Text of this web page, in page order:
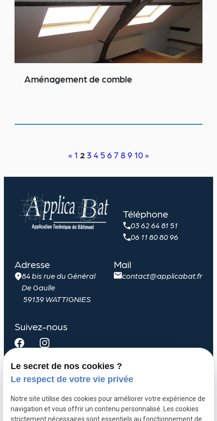
Aménagement de comble
« 1 2 34 5 67 8 9 10 »
Téléphone
03 62 64 81 51
06 11 80 80 96
Adresse
84 bis rue du Général
De Gaulle
59139 WATTIGNIES
Mail
contact@applicabat.fr
Suivez-nous
Menuiserie extérieure
Métallerie
Plomberie sanitaire
Le secret de nos cookies ?
Le respect de votre vie privée
Notre site utilise des cookies pour améliorer votre expérience de
navigation et vous offrir un contenu personnalisé. Les cookies
strictement nécessaires sont essentiels au fonctionnement de